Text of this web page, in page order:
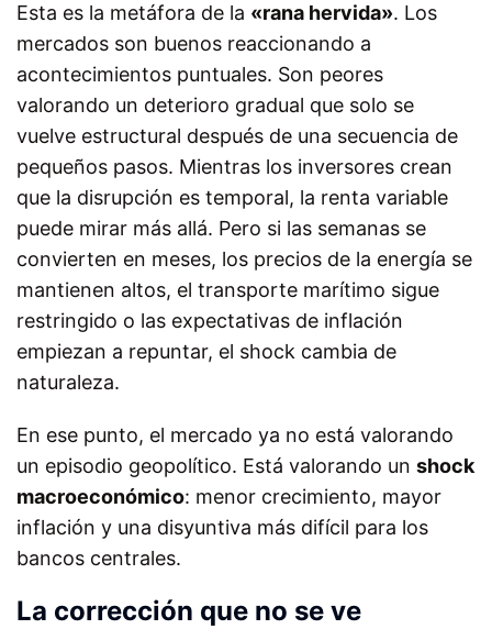
Esta es la metáfora de la «rana hervida». Los
mercados son buenos reaccionando a
acontecimientos puntuales. Son peores
valorando un deterioro gradual que solo se
vuelve estructural después de una secuencia de
pequeños pasos. Mientras los inversores crean
que la disrupción es temporal, la renta variable
puede mirar más allá. Pero si las semanas se
convierten en meses, los precios de la energía se
mantienen altos, el transporte marítimo sigue
restringido o las expectativas de inflación
empiezan a repuntar, el shock cambia de
naturaleza.
En ese punto, el mercado ya no está valorando
un episodio geopolítico. Está valorando un shock
macroeconómico: menor crecimiento, mayor
inflación y una disyuntiva más difícil para los
bancos centrales.
La corrección que no se ve